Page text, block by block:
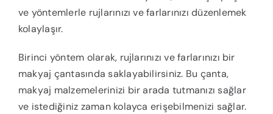
ve yöntemlerle rujlarınızı ve farlarınızı düzenlemek
kolaylaşır.
Birinci yöntem olarak, rujlarınızı ve farlarınızı bir
makyaj çantasında saklayabilirsiniz. Bu çanta,
makyaj malzemelerinizi bir arada tutmanızı sağlar
ve istediğiniz zaman kolayca erişebilmenizi sağlar.